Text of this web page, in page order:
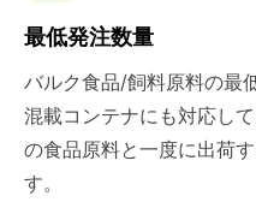
最低発注数量
バルク食品/飼料原料の最
混載コンテナにも対応し
の食品原料と一度に出荷
す。